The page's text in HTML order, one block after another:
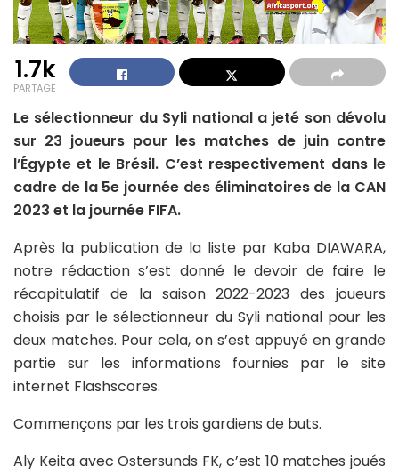
1.7k
PARTAGE
Le sélectionneur du Syli national a jeté son dévolu
sur 23 joueurs pour les matches de juin contre
l’Égypte et le Brésil. C’est respectivement dans le
cadre de la 5e journée des éliminatoires de la CAN
2023 et la journée FIFA.
Après la publication de la liste par Kaba DIAWARA,
notre rédaction s’est donné le devoir de faire le
récapitulatif de la saison 2022-2023 des joueurs
choisis par le sélectionneur du Syli national pour les
deux matches. Pour cela, on s’est appuyé en grande
partie sur les informations fournies par le site
internet Flashscores.
Commençons par les trois gardiens de buts.
Aly Keita avec Ostersunds FK, c’est 10 matches joués